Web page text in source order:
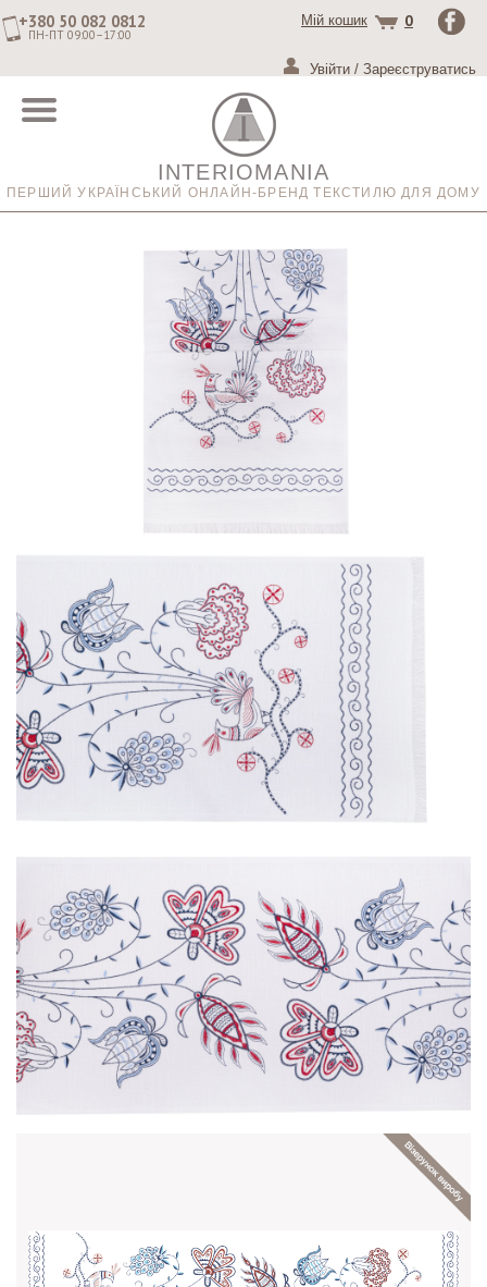
+380 50 082 0812
ПН-ПТ 09:00–17:00
Мій кошик 0
Увійти / Зареєструватись
INTERIOMANIA
ПЕРШИЙ УКРАЇНСЬКИЙ ОНЛАЙН-БРЕНД ТЕКСТИЛЮ ДЛЯ ДОМУ